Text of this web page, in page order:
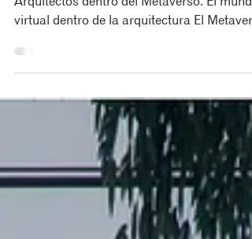
Integración de la Arquitectura dentro del
Metaverso
El mundo virtual dentro de la arquitectura.
Arquitectos dentro del Metaverso. El mundo